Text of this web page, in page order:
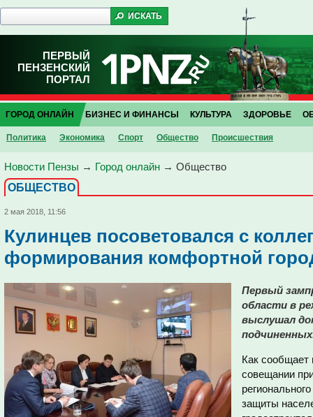
ПЕРВЫЙ
ПЕНЗЕНСКИЙ
ПОРТАЛ
ГОРОД ОНЛАЙН
Политика Экономика Спорт Общество Проиcшествия
БИЗНЕС И ФИНАНСЫ КУЛЬТУРА ЗДОРОВЬЕ
Новости Пензы → Город онлайн → Общество
ОБЩЕСТВО
2 мая 2018, 11:56
Кулинцев посоветовался с
формирования комфортной
Первый
области в
выслушал
Как сообщает
совещании
защиты